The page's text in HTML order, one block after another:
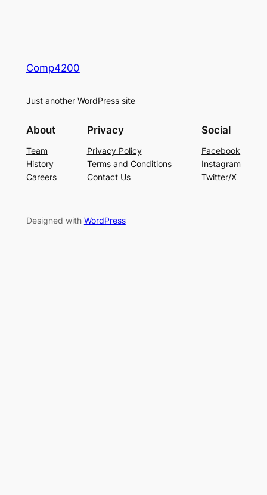
Comp4200
Just another WordPress site
About
Team
History
Careers
Privacy
Privacy Policy
Terms and Conditions
Contact Us
Social
Facebook
Instagram
Twitter/X
Designed with WordPress